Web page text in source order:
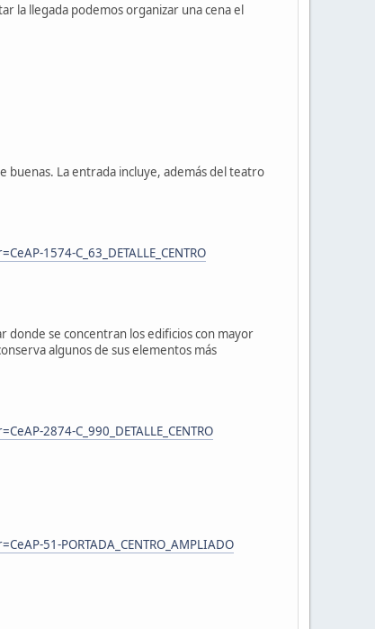
la llegada podemos organizar una cena el
buenas. La entrada incluye, además del teatro
1574-C_63_DETALLE_CENTRO
donde se concentran los edificios con mayor
algunos de sus elementos más
2874-C_990_DETALLE_CENTRO
51-PORTADA_CENTRO_AMPLIADO